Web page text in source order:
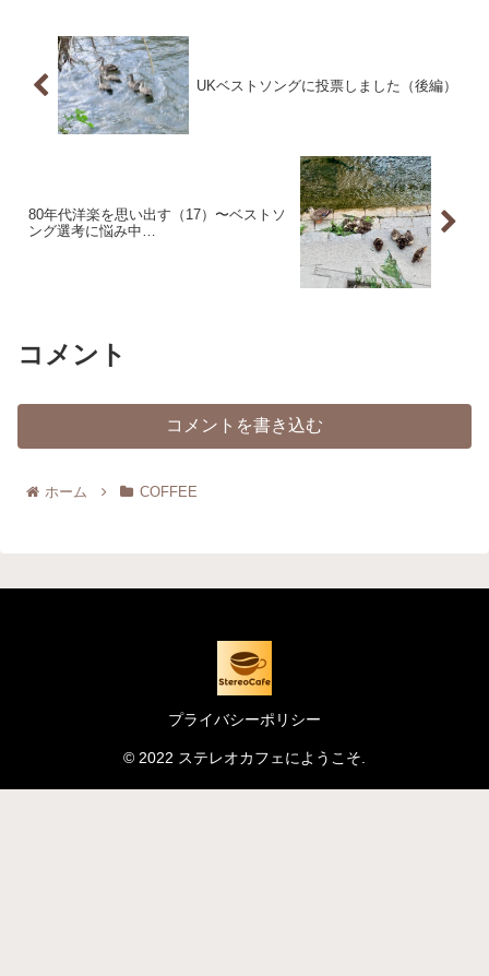
UKベストソングに投票しました（後編）
80年代洋楽を思い出す（17）〜ベストソ
ング選考に悩み中…
コメント
コメントを書き込む
ホーム COFFEE
プライバシーポリシー
© 2022 ステレオカフェにようこそ.